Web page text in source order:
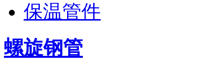
保温管件
螺旋钢管